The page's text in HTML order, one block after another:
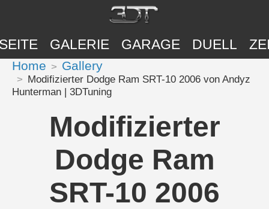
GALERIE GARAGE DUELL
Home Gallery
Modifizierter Dodge Ram SRT-10 2006 von Andyz
Hunterman | 3DTuning
Modifizierter
Dodge Ram
SRT-10 2006